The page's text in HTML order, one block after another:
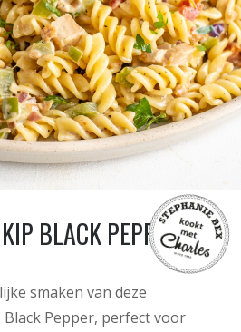
BLACK PEPPER
smaken van deze
Black Pepper, perfect voor